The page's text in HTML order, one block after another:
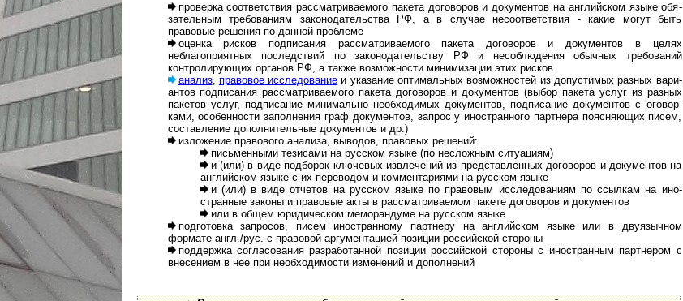
проверка соответствия рассматриваемого пакета договоров и документов на английском языке обя­
за­тель­ным требованиям законодательства РФ, а в случае несоответствия - какие могут быть
правовые решения по данной проблеме
оценка рисков подписания рассматриваемого пакета договоров и документов в целях
неблагоприятных последствий по законодательству РФ и несоблюдения обычных требований
контролирующих органов РФ, а также возможности минимизации этих рисков
анализ, правовое исследование и указание оптимальных возможностей из допустимых разных ва­ри­
ан­тов подписания рас­смат­ри­ва­е­мо­го пакета договоров и документов (выбор пакета услуг из разных
пакетов услуг, подписание минимально необходимых документов, подписание документов с ого­вор­
ками, особенности заполнения граф документов, запрос у иностранного партнера поясняющих писем,
составление дополнительные документов и др.)
изложение правового анализа, выводов, правовых решений:
письменными тезисами на русском языке (по несложным ситуациям)
и (или) в виде подборок ключевых извлечений из представленных договоров и документов на
английском языке с их переводом и комментариями на русском языке
и (или) в виде отчетов на русском языке по правовым исследованиям по ссылкам на ино­
стран­ные законы и правовые акты в рассматриваемом пакете договоров и документов
или в общем юридическом меморандуме на русском языке
подготовка запросов, писем иностранному партнеру на английском языке или в двуязычном
формате англ./рус. с правовой аргументацией позиции российской стороны
поддержка согласования разработанной позиции российской стороны с иностранным партнером с
внесением в нее при необходимости изменений и дополнений